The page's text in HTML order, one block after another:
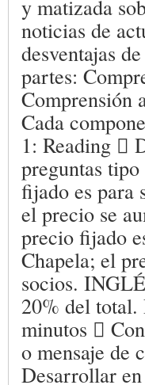
y matizada
noticias de
desventajas
partes:
Comprensión
Cada
1: Reading 
preguntas
fijado es para
el precio se
precio fijado
Chapela; el
socios.
20% del
minutos 
o mensaje de
Desarrollar